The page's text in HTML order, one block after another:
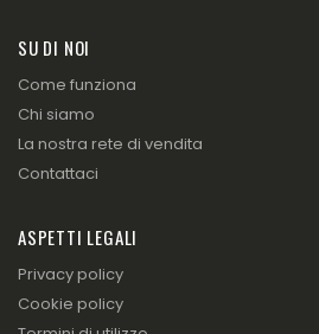
SU DI NOI
Come funziona
Chi siamo
La nostra rete di vendita
Contattaci
ASPETTI LEGALI
Privacy policy
Cookie policy